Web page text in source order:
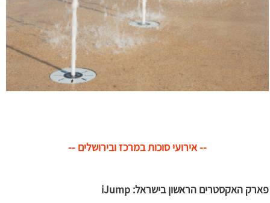
-- אירועי סוכות במרכז ובירושלים --
פארק האקסטרים הראשון בישראל: iJump